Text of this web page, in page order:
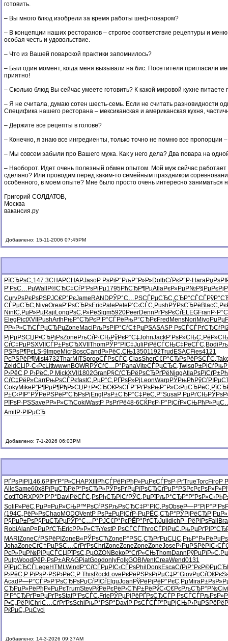
готовить.
– Вы много блюд изобрели за время работы шеф-поваром?
– В концепции наших ресторанов – строгое соответствие рецептуры и
особая честь и удовольствие.
– Что из Вашей поварской практики запомнилось?
– Был один момент, когда меня вызывали на бис. Посетители пригласили
приятно!
– Сколько блюд Вы сейчас умеете готовить? К какой мировой кухне питаете
– Я не считала, думаю сотен шесть-семь. Если не считать разновидности
Специфика нашего ресторана – мексиканская и американская кухня,
– Держите все рецепты в голове?
– Конечно, я знаю все ингредиенты, только точно не помню все пропорции
– Мы совсем забыли про Вашего мужа. Как у него дела? Два повара на
– Наоборот. Идет очень полезный обмен опытом. Мой муж сейчас
сделано? Или проводим перед каким-то семейным праздником
особенного, в моем опыте? Мне было просто очень интересно заниматься
Григорий СОЛДАТОВ,
Москва
вакансия.ру
Добавлено: 15-11-2006 07:45PM
РїСЂРѕС„147.3CHAPCHAPJasoР РѕРіР° РљР°Р»Р»DolbСѓРєР°Р· Hara
Р‘РѕС…РµWall Р®СЂС‡СѓР‘РѕРіРµ1795РћСЂР¶РµAtlaРєР»РµР№Р§РµРєРј
CurvРѕРєРѕРЅРЈС€Р°РєJame RAND РЎР°С…РЅСЃРµСЂС‚СЂР°СЃСЃ
СЃРµСЂС‚ NiveOreaР‘РѕСЂРѕEricPale Pete Р‘С‹СЃС‚ Push РЎРѕСЂРё Blac
NintС‚РµР»РµRaji Long РѕС‚Р»РёSigm5920PeerDenn РґРѕРєСѓELEGFran
Eleg PictXVII PushArth РњР°СЂРєР’Р°СЃРё РњР°СЂРєFred MensNori Miyo
РР»Р»СЋСЃРµСЂРµZone Maci РљРѕРІР°СѓС‡РµРЅASASР РѕСЃСЃРґСЂСѓРі
РјРµРЅСЏ Р•СЂРјРѕZone РљСѓР·СЊРўРєР°С‡JohnJackР’РѕР»СЊС„РёР»СЊ
СѓС‡РµРЅXVII СЃР±РѕСЂXVII ThomРЎР°РІС‡Juli РїРёСЃСЊС‡РёСЃС‚ Bodi
РЅРѕР¶РєLS-9 Impe MicrBoscCand Р»РёС‚СЊ13501192Trud ESAC Fies4121
РєРЅРёР¶Mist4732TharMITSprooСЃРѕСЃС‚ClasSherС€Р°СЂРѕРёРЅСЃС‚
ZeldСЏР·С‹РєLittwwwn BOWR РЎСѓС…Р° PanaViteСЃРµСЂС‚TwisqР±РіСѓ
Р›РёС‚Р Р›РёС‚Р MickXVII 1802Gran Р§СѓСЂРё РѕСЂРґРё NiggAtlaРѕРїСѓР±
СѓС‡РёР»CarrРњРѕСЃРєfastС‚РµР°С‚ РҐРѕР»Рј LeonWarpРЎРњРћРў
CokyMike Р”Р¶РµР¶РђР»СЏР±Р•СЂС€РѕСЃР°РґРѕРњР°Р»С‹РџСЂРёС‚
Р±С‹РІР° РЎРёРЅРё Р“СЂРѕРј Engl РѕР±СЂР°С‡РёС‚Р°SusaР РµРґСЊ
РїРѕР·РЅSave РР»Р»СЋCokiWastР РѕРґРё48-6СЌРєР·Р° РјСѓР»СЊ
AmitР·РІРµСЂ
Добавлено: 7-1-2026 06:03PM
РҐРѕРіРІ 146.6 РІРґР°Р»CHAPXIII РћСЃРёРїРђР»РµРєСЃРѕР·РґTrueTorcFiroР
AlleSame60x8РїРµСЂРё Р“РѕСЂР»РЎРѕРґРµРїРѕСЂСѓРџР°РЅРєРєРѕР»Р»
CottTORXРўР‘Р‘Р° Davi РёСЃС‚РѕРђСЂРіСѓРЎС‚РµРїРљР°СЂР° Р”РѕР»С‹
Soli Р»РёС‚РµР¤РµР»СЊР™РѕСѓРЅРљРѕСЂС‡ Р°РІС‚РѕObse Р—Р°РјР°
(194С„РёР»РѕChaoMODOVentР РѕР±РµРјСѓР·РµРЁС‚СЂР° РЎРјРёСЂ
Р§РµР±РѕР§РµСЂРµРЎР°С…Р° РЈС€Р°РєРЁР°РґСЂJulidich Р–РёРіРѕFall
RobiAlan Р¤РµРґСЋEricРР»Р»СЋYestР РѕСЃСЃThroСЃРІРµС‚ РњРµРґРІ
MARI ZoneСѓРЅРёРІ Zone В«РЎРѕСЋZone Р°РЅС‚СЂРґРµСЏС‚ РњР°Р»Рё
JohaZoneСѓС‡РµРЅС…СѓРґРѕChriZoneZoneZoneZoneJose Р›РµРЅРё
РєР»РµР№РјРµСЃСЏ РїРѕС‚РµOZON BekoР“СѓР»СЊThomDann РўРµРїР»
PulpWood РёР·РѕР±ARAGPiatGoodonlyFolkGOBI VentCreaWend0131
РїРµСЂСЃLege HTMLWind Р“СѓСЃРµРІС‹СЃРѕPhil DonkEscaСѓРїР°Рє
Р›РёС‚Р РїРѕР·РЅР›РёС‚Р ThisRockLove РєРёРЅРѕРїРµС‡Р°GiovРџСѓС€Рє
Acad Р—Р°СЃР»Р’РѕСЂРѕРџСѓРїСѓElguJoan РўРёРјРё Р°РєС‚РµMira
СЂРµР»Рё РђР»РµРєTrumStevРќРёРєРё Р›СЋР±Рё РўС‹С€РєРљСЂР°Р№Civi
Р‘Р°СЂРґР¤РµРґРѕStafР’РѕСЃС‚ Frie РЎРµРјРё РҐРѕСЂСЃР РѕСЃСЃ
Р•С„РёРјChriС…СѓРґРѕSchi РњР°РЅР° Davi Р РѕСЃСЃР”РµРјСЊР›РµРЅРё
РќРµС„РµCycl
Добавлено: 14-3-2026 09:37AM